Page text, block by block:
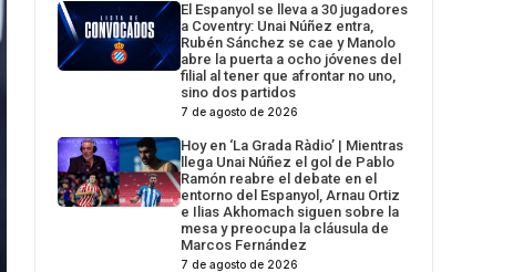
El Espanyol se lleva a 30 jugadores
a Coventry: Unai Núñez entra,
Rubén Sánchez se cae y Manolo
abre la puerta a ocho jóvenes del
filial al tener que afrontar no uno,
sino dos partidos
7 de agosto de 2026
Hoy en ‘La Grada Ràdio’ | Mientras
llega Unai Núñez el gol de Pablo
Ramón reabre el debate en el
entorno del Espanyol, Arnau Ortiz
e Ilias Akhomach siguen sobre la
mesa y preocupa la cláusula de
Marcos Fernández
7 de agosto de 2026